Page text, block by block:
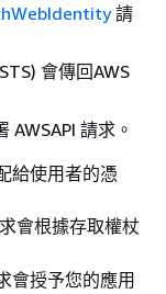
請
會傳回AWS
請求。
給使用者的憑
會根據存取權杖
會授予您的應用